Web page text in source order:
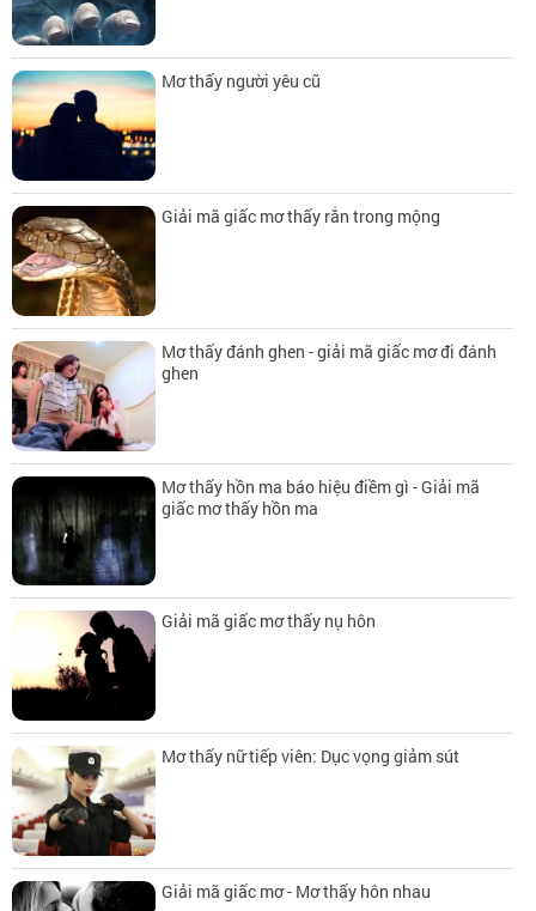
Mơ thấy người yêu cũ
Giải mã giấc mơ thấy rắn trong mộng
Mơ thấy đánh ghen - giải mã giấc mơ đi đánh
ghen
Mơ thấy hồn ma báo hiệu điềm gì - Giải mã
giấc mơ thấy hồn ma
Giải mã giấc mơ thấy nụ hôn
Mơ thấy nữ tiếp viên: Dục vọng giảm sút
Giải mã giấc mơ - Mơ thấy hôn nhau